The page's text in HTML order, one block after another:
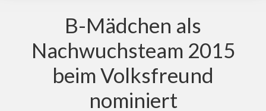
B-Mädchen als
Nachwuchsteam 2015
beim Volksfreund
nominiert